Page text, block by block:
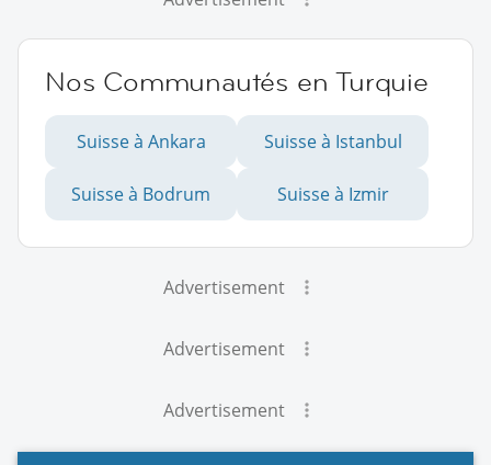
Nos Communautés en Turquie
Suisse à Ankara Suisse à Istanbul
Suisse à Bodrum Suisse à Izmir
Advertisement
Advertisement
Advertisement